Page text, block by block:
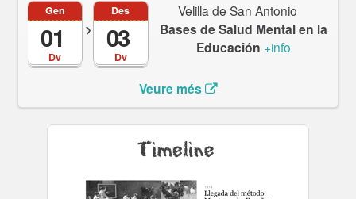
Dv
Gen
01
Dv
Des
03
Velilla de San Antonio
Bases de Salud Mental en la
Educación +info
Veure més